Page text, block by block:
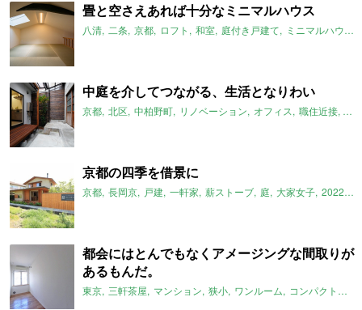
畳と空さえあれば十分なミニマルハウス
八清 二条 京都 ロフト 和室 庭付き戸建て ミニマルハウス
中庭を介してつながる、生活となりわい
京都 北区 中柏野町 リノベーション オフィス 職住近接 工
京都の四季を借景に
京都 長岡京 戸建 一軒家 薪ストーブ 庭 大家女子 2022年1月のおすすめ
都会にはとんでもなくアメージングな間取りが
あるもんだ。
東京 三軒茶屋 マンション 狭小 ワンルーム コンパクトルーム